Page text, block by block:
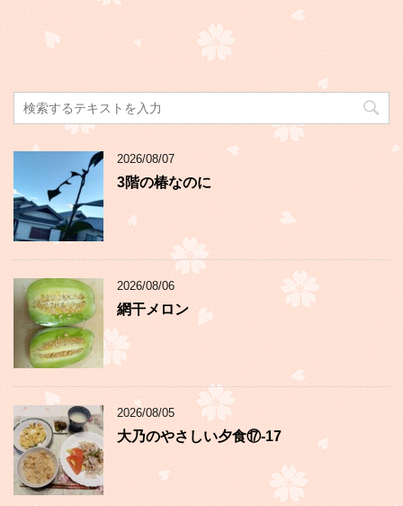
2026/08/07
3階の椿なのに
2026/08/06
網干メロン
2026/08/05
大乃のやさしい夕食⑰-17